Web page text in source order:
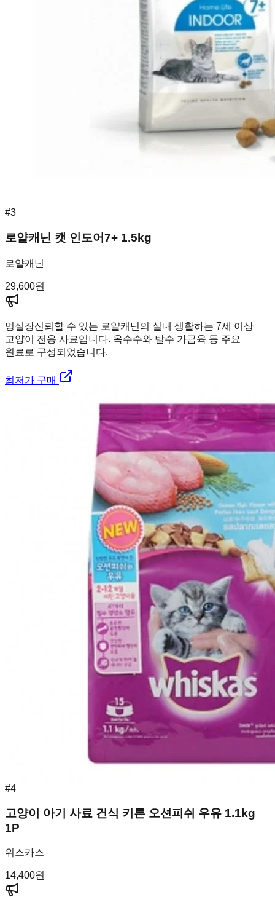
#3
로얄캐닌 캣 인도어7+ 1.5kg
로얄캐닌
29,600원
멍실장신뢰할 수 있는 로얄캐닌의 실내 생활하는 7세 이상
고양이 전용 사료입니다. 옥수수와 탈수 가금육 등 주요
원료로 구성되었습니다.
최저가 구매
#4
고양이 아기 사료 건식 키튼 오션피쉬 우유 1.1kg
1P
위스카스
14,400원